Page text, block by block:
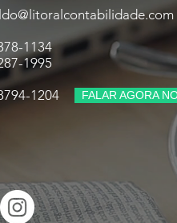
1134
1995
1204
FALAR AGORA